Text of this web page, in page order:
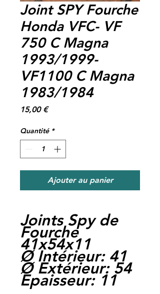
Joint SPY Fourche
Honda VFC- VF
750 C Magna
1993/1999-
VF1100 C Magna
1983/1984
15,00 €Prix
Quantité *
Ajouter au panier
Joints Spy de
Fourche
41x54x11
Ø Intérieur: 41
Ø Extérieur: 54
Epaisseur: 11